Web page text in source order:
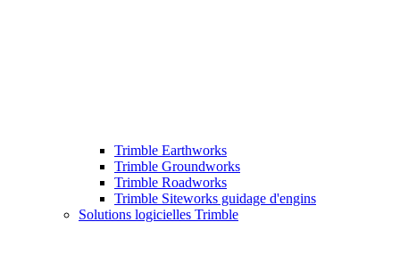
Trimble Earthworks
Trimble Groundworks
Trimble Roadworks
Trimble Siteworks guidage d'engins
Solutions logicielles Trimble